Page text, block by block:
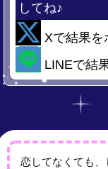
してね♪
Xで結果を
LINEで結
恋してなくても